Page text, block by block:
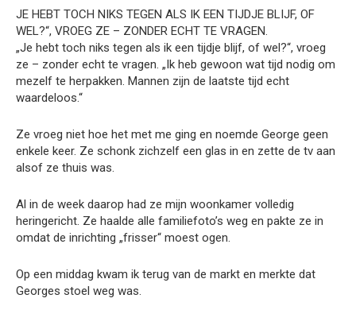
JE HEBT TOCH NIKS TEGEN ALS IK EEN TIJDJE BLIJF, OF
WEL?“, VROEG ZE – ZONDER ECHT TE VRAGEN.
„Je hebt toch niks tegen als ik een tijdje blijf, of wel?“, vroeg
ze – zonder echt te vragen. „Ik heb gewoon wat tijd nodig om
mezelf te herpakken. Mannen zijn de laatste tijd echt
waardeloos.“
Ze vroeg niet hoe het met me ging en noemde George geen
enkele keer. Ze schonk zichzelf een glas in en zette de tv aan
alsof ze thuis was.
Al in de week daarop had ze mijn woonkamer volledig
heringericht. Ze haalde alle familiefoto’s weg en pakte ze in
omdat de inrichting „frisser“ moest ogen.
Op een middag kwam ik terug van de markt en merkte dat
Georges stoel weg was.